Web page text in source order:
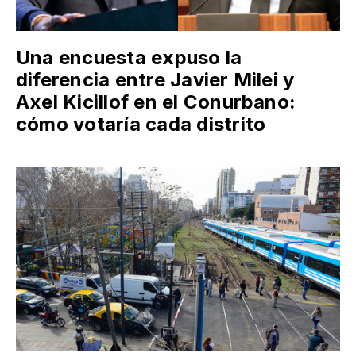
Una encuesta expuso la
diferencia entre Javier Milei y
Axel Kicillof en el Conurbano:
cómo votaría cada distrito